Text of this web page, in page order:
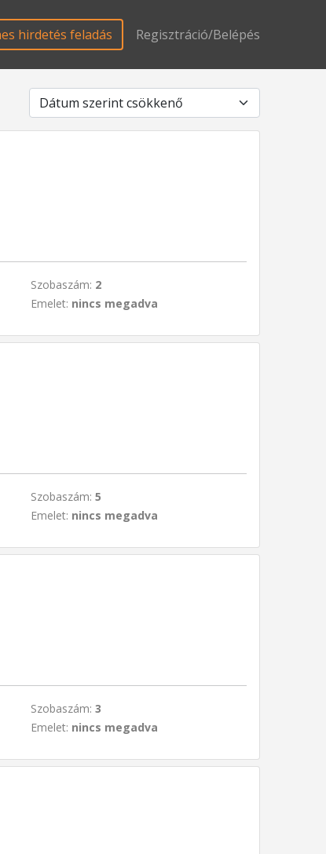
hirdetés feladás Regisztráció/Belépés
Szobaszám: 2
Emelet: nincs megadva
Szobaszám: 5
Emelet: nincs megadva
Szobaszám: 3
Emelet: nincs megadva